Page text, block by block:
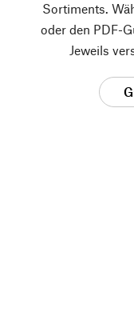
Sortiments.
oder den PDF-
Jeweils